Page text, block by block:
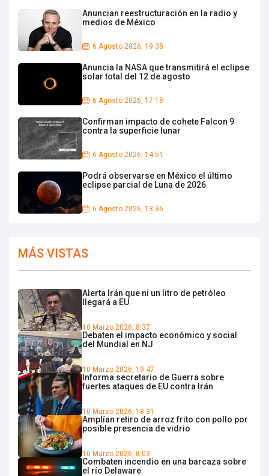
Anuncian reestructuración en la radio y
medios de México
6 Agosto 2026, 19:38
Anuncia la NASA que transmitirá el eclipse
solar total del 12 de agosto
6 Agosto 2026, 17:18
Confirman impacto de cohete Falcon 9
contra la superficie lunar
6 Agosto 2026, 14:51
Podrá observarse en México el último
eclipse parcial de Luna de 2026
6 Agosto 2026, 13:36
MÁS VISTAS
Alerta Irán que ni un litro de petróleo
llegará a EU
10 Marzo 2026, 8:37
Debaten el impacto económico y social
del Mundial en NJ
10 Marzo 2026, 19:47
Informa secretario de Guerra sobre
fuertes ataques de EU contra Irán
10 Marzo 2026, 18:31
Amplían retiro de arroz frito con pollo por
posible presencia de vidrio
10 Marzo 2026, 8:03
Combaten incendio en una barcaza sobre
el río Delaware